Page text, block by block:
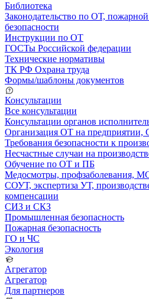
Библиотека
Законодательство по ОТ,
безопасности
Инструкции по ОТ
ГОСТы Российской федерации
Технические нормативы
ТК РФ Охрана труда
Формы/шаблоны документов
Консультации
Все консультации
Консультации органов
Организация ОТ на предприятии,
Требования безопасности к
Несчастные случаи на
Обучение по ОТ и ПБ
Медосмотры, профзаболевания,
СОУТ, экспертиза УТ,
компенсации
СИЗ и СКЗ
Промышленная безопасность
Пожарная безопасность
ГО и ЧС
Экология
Агрегатор
Агрегатор
Для партнеров